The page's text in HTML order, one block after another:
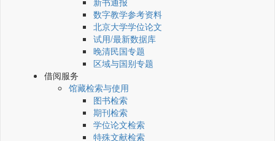
数字教学参考资料
北京大学学位论文
试用/最新数据库
晚清民国专题
区域与国别专题
借阅服务
馆藏检索与使用
图书检索
期刊检索
学位论文检索
特殊文献检索